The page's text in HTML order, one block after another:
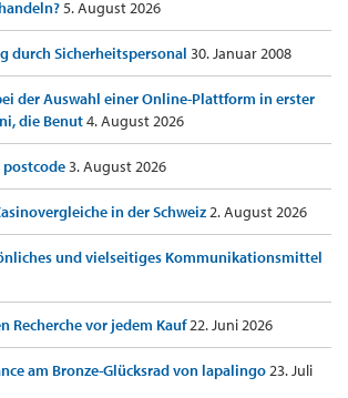
5. August 2026
durch Sicherheitspersonal 30. Januar 2008
der Auswahl einer Online-Plattform in erster
die Benut4. August 2026
3. August 2026
in der Schweiz2. August 2026
und vielseitiges Kommunikationsmittel
Recherche vor jedem Kauf22. Juni 2026
am Bronze-Glücksrad von lapalingo23. Juli